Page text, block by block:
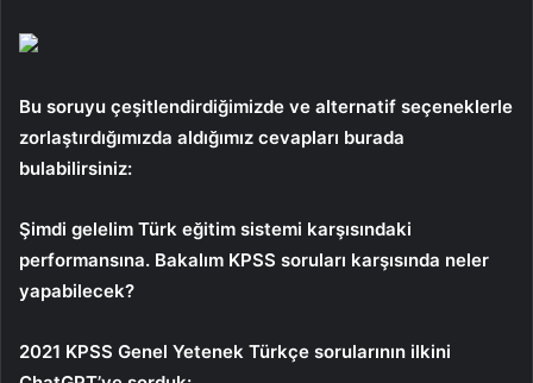
Bu soruyu çeşitlendirdiğimizde ve alternatif seçeneklerle
zorlaştırdığımızda aldığımız cevapları burada
bulabilirsiniz:
Şimdi gelelim Türk eğitim sistemi karşısındaki
performansına. Bakalım KPSS soruları karşısında neler
yapabilecek?
2021 KPSS Genel Yetenek Türkçe sorularının ilkini